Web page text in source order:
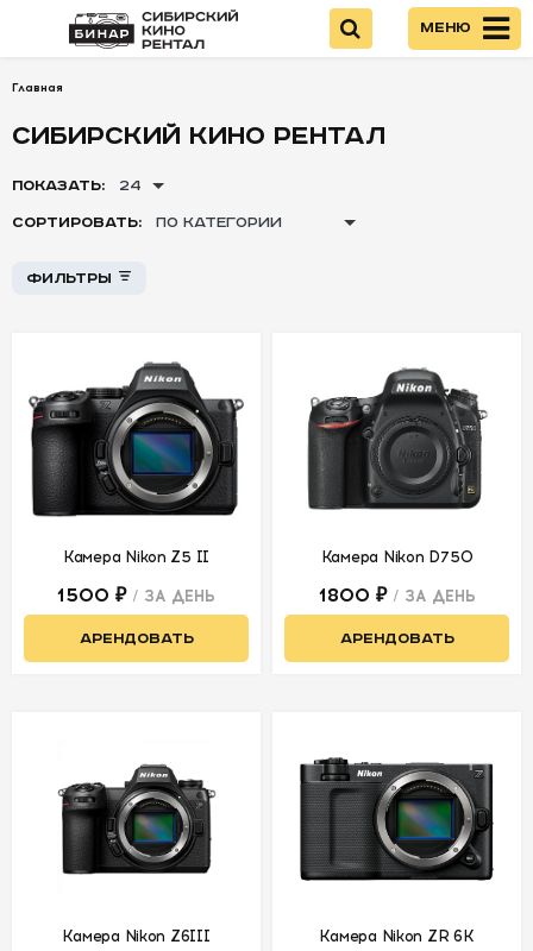
Войти
ОПЕРАТОРСКОЕ
ОБОРУДОВАНИЕ
ЗВУКОВОЕ
СВЕТ
АКСЕССУАРЫ
МЕРОПРИЯТИЙ
АРЕНДА
Меню
Главная
Стоимость
СИБИРСКИЙ КИНО РЕНТАЛ
ПОКАЗАТЬ: 24
СОРТИРОВАТЬ: ПО КАТЕГОРИИ
Фильтры
Камера Nikon Z5 II
1500 ₽ / ЗА ДЕНЬ
АРЕНДОВАТЬ
Камера Nikon D750
1800 ₽ / ЗА ДЕНЬ
АРЕНДОВАТЬ
Камера Nikon Z6III Камера Nikon ZR 6K